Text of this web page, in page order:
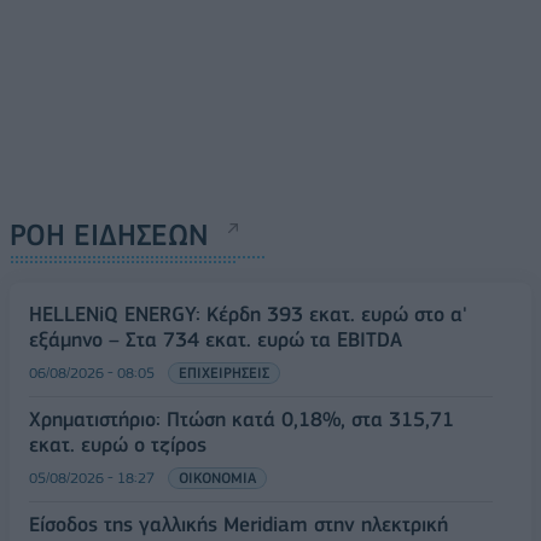
ΡΟΗ ΕΙΔΗΣΕΩΝ
HELLENiQ ENERGY: Κέρδη 393 εκατ. ευρώ στο α'
εξάμηνο – Στα 734 εκατ. ευρώ τα EBITDA
06/08/2026 - 08:05 ΕΠΙΧΕΙΡΗΣΕΙΣ
Χρηματιστήριο: Πτώση κατά 0,18%, στα 315,71
εκατ. ευρώ ο τζίρος
05/08/2026 - 18:27 ΟΙΚΟΝΟΜΙΑ
Είσοδος της γαλλικής Meridiam στην ηλεκτρική